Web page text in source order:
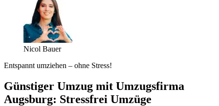
Nicol Bauer
Entspannt umziehen – ohne Stress!
Günstiger Umzug mit Umzugsfirma
Augsburg: Stressfrei Umzüge